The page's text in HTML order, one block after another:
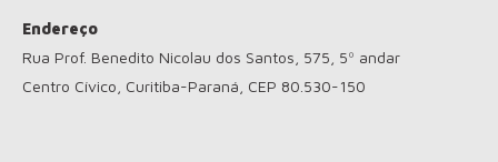
Endereço
Rua Prof. Benedito Nicolau dos Santos, 575, 5º andar
Centro Cívico, Curitiba-Paraná, CEP 80.530-150